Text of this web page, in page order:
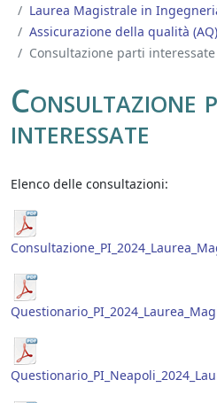
Laurea Magistrale in
Assicurazione della qualità (AQ)
Consultazione parti interessate
Consultazione
interessate
Elenco delle consultazioni: